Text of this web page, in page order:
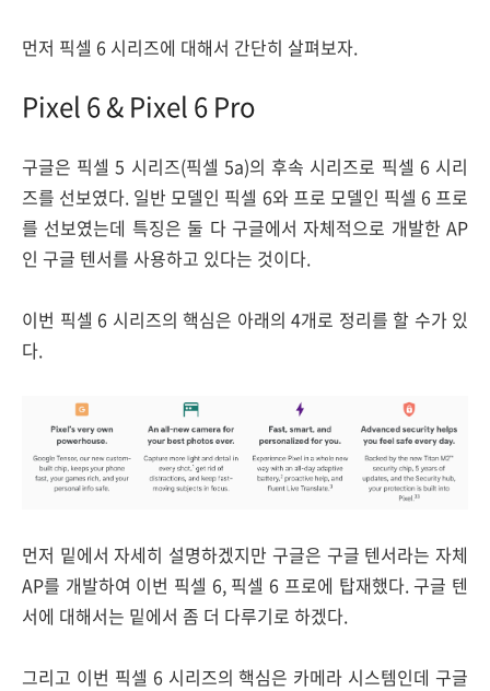
먼저 픽셀 6 시리즈에 대해서 간단히 살펴보자.
Pixel 6 & Pixel 6 Pro
구글은 픽셀 5 시리즈(픽셀 5a)의 후속 시리즈로 픽셀 6 시리
즈를 선보였다. 일반 모델인 픽셀 6와 프로 모델인 픽셀 6 프로
를 선보였는데 특징은 둘 다 구글에서 자체적으로 개발한 AP
인 구글 텐서를 사용하고 있다는 것이다.
이번 픽셀 6 시리즈의 핵심은 아래의 4개로 정리를 할 수가 있
다.
먼저 밑에서 자세히 설명하겠지만 구글은 구글 텐서라는 자체
AP를 개발하여 이번 픽셀 6, 픽셀 6 프로에 탑재했다. 구글 텐
서에 대해서는 밑에서 좀 더 다루기로 하겠다.
그리고 이번 픽셀 6 시리즈의 핵심은 카메라 시스템인데 구글